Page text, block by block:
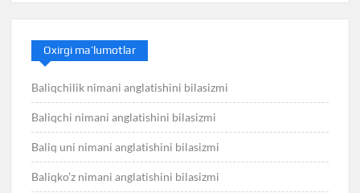
Oxirgi ma’lumotlar
Baliqchilik nimani anglatishini bilasizmi
Baliqchi nimani anglatishini bilasizmi
Baliq uni nimani anglatishini bilasizmi
Baliqko’z nimani anglatishini bilasizmi